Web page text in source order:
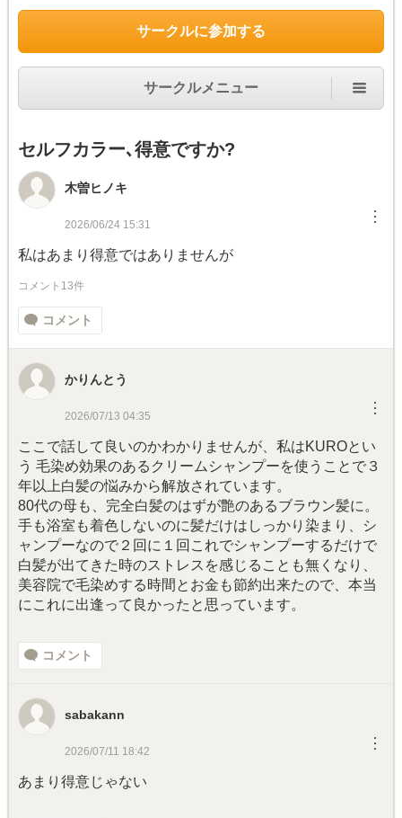
サークルに参加する
サークルメニュー
セルフカラー､得意ですか?
木曽ヒノキ
2026/06/24 15:31 ︙
私はあまり得意ではありませんが
コメント13件
コメント
かりんとう
2026/07/13 04:35 ︙
ここで話して良いのかわかりませんが、私はKUROとい
う 毛染め効果のあるクリームシャンプーを使うことで３
年以上白髪の悩みから解放されています。
80代の母も、完全白髪のはずが艶のあるブラウン髪に。
手も浴室も着色しないのに髪だけはしっかり染まり、シ
ャンプーなので２回に１回これでシャンプーするだけで
白髪が出てきた時のストレスを感じることも無くなり、
美容院で毛染めする時間とお金も節約出来たので、本当
にこれに出逢って良かったと思っています。
コメント
sabakann
2026/07/11 18:42 ︙
あまり得意じゃない